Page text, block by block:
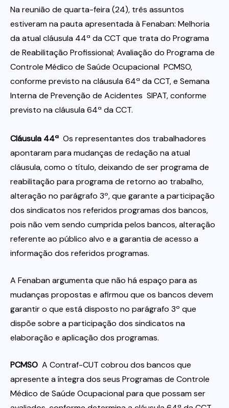
Na reunião de quarta-feira (24), três assuntos
estiveram na pauta apresentada à Fenaban: Melhoria
da atual cláusula 44ª da CCT que trata do Programa
de Reabilitação Profissional; Avaliação do Programa de
Controle Médico de Saúde Ocupacional  PCMSO,
conforme previsto na cláusula 64ª da CCT, e Semana
Interna de Prevenção de Acidentes  SIPAT, conforme
previsto na cláusula 64ª da CCT.
Cláusula 44ª  Os representantes dos trabalhadores
apontaram para mudanças de redação na atual
cláusula, como o título, deixando de ser programa de
reabilitação para programa de retorno ao trabalho,
alteração no parágrafo 3º, que garante a participação
dos sindicatos nos referidos programas dos bancos,
pois não vem sendo cumprida pelos bancos, alteração
referente ao público alvo e a garantia de acesso a
informação dos referidos programas.
A Fenaban argumenta que não há espaço para as
mudanças propostas e afirmou que os bancos devem
garantir o que está disposto no parágrafo 3º que
dispõe sobre a participação dos sindicatos na
elaboração e aplicação dos programas.
PCMSO  A Contraf-CUT cobrou dos bancos que
apresente a íntegra dos seus Programas de Controle
Médico de Saúde Ocupacional para que possam ser